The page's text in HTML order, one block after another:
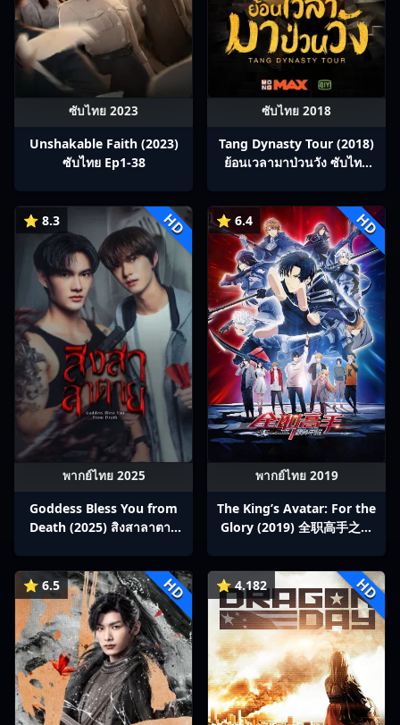
ซับไทย 2023
Unshakable Faith (2023)
ซับไทย Ep1-38
ซับไทย 2018
Tang Dynasty Tour (2018)
ย้อนเวลามาป่วนวัง ซับไทย
⭐ 8.3 HD
พากย์ไทย 2025
Goddess Bless You from
Death (2025) สิงสาลาตาย
⭐ 6.4 HD
พากย์ไทย 2019
The King’s Avatar: For the
Glory (2019) 全职高手之巅
⭐ 6.5 HD ⭐ 4.182 HD